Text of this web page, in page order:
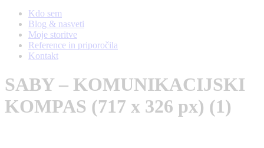
Kdo sem
Blog & nasveti
Moje storitve
Reference in priporočila
Kontakt
SABY – KOMUNIKACIJSKI
KOMPAS (717 x 326 px) (1)